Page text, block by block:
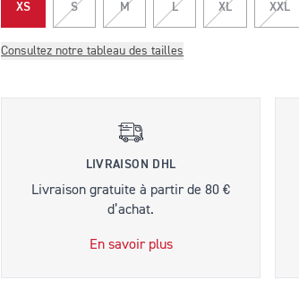
XS S M L XL XXL
Consultez notre tableau des tailles
LIVRAISON DHL
Livraison gratuite à partir de 80 €
d’achat.
En savoir plus